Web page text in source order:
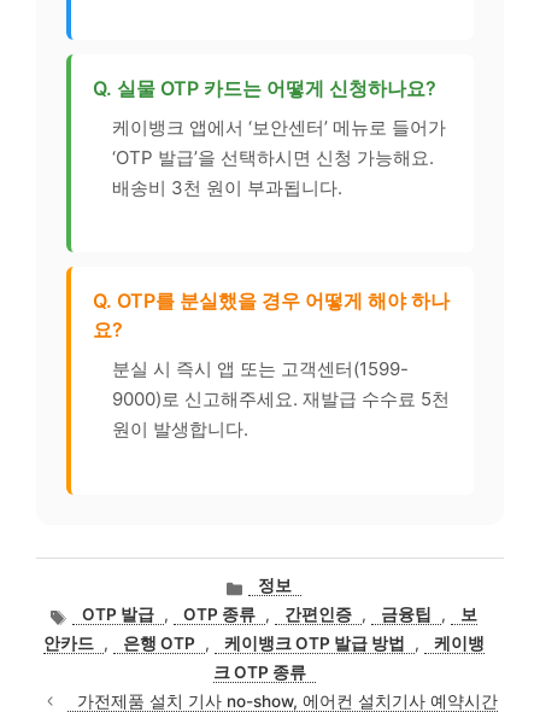
Q. 실물 OTP 카드는 어떻게 신청하나요?
케이뱅크 앱에서 ‘보안센터’ 메뉴로 들어가
‘OTP 발급’을 선택하시면 신청 가능해요.
배송비 3천 원이 부과됩니다.
Q. OTP를 분실했을 경우 어떻게 해야 하나
요?
분실 시 즉시 앱 또는 고객센터(1599-
9000)로 신고해주세요. 재발급 수수료 5천
원이 발생합니다.
카
테
고
리
정보
태
그
OTP 발급 , OTP 종류 , 간편인증 , 금융팁 ,
보
안카드 , 은행 OTP , 케이뱅크 OTP 발급 방법 ,
케이뱅
크 OTP 종류
가전제품 설치 기사 no-show, 에어컨 설치기사 예약시간